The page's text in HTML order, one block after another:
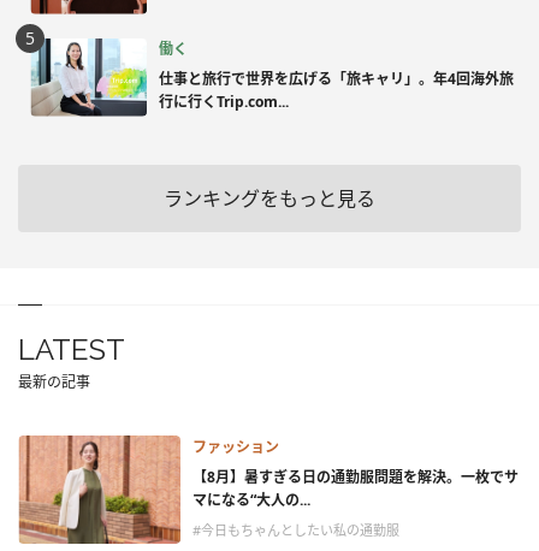
働く
仕事と旅行で世界を広げる「旅キャリ」。年4回海外旅
行に行くTrip.com...
ランキングをもっと見る
LATEST
最新の記事
ファッション
【8月】暑すぎる日の通勤服問題を解決。一枚でサ
マになる“大人の...
#今日もちゃんとしたい私の通勤服